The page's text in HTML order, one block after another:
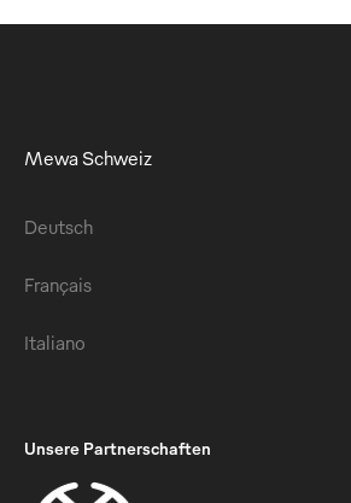
Mewa Schweiz
Deutsch
Français
Italiano
Unsere Partnerschaften